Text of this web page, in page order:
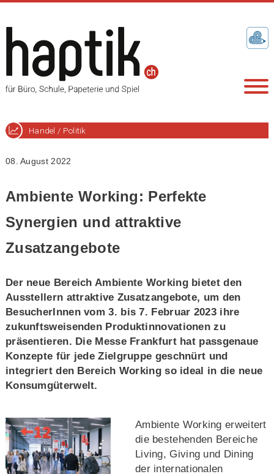
Handel / Politik
08. August 2022
Ambiente Working: Perfekte
Synergien und attraktive
Zusatzangebote
Der neue Bereich Ambiente Working bietet den
Ausstellern attraktive Zusatzangebote, um den
BesucherInnen vom 3. bis 7. Februar 2023 ihre
zukunftsweisenden Produktinnovationen zu
präsentieren. Die Messe Frankfurt hat passgenaue
Konzepte für jede Zielgruppe geschnürt und
integriert den Bereich Working so ideal in die neue
Konsumgüterwelt.
Ambiente Working erweitert
die bestehenden Bereiche
Living, Giving und Dining
der internationalen